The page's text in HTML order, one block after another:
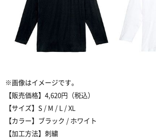
※画像はイメージです。
【販売価格】4,620円（税込）
【サイズ】S / M / L / XL
【カラー】ブラック / ホワイト
【加工方法】刺繍